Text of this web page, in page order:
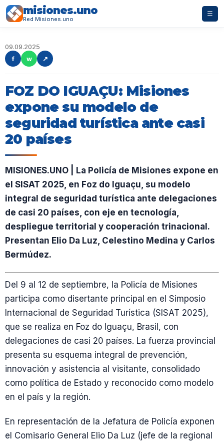
misiones.uno
Red Misiones.uno
☰
09.09.2025
f
w ↗
FOZ DO IGUAÇU: Misiones
expone su modelo de
seguridad turística ante casi
20 países
MISIONES.UNO | La Policía de Misiones expone en
el SISAT 2025, en Foz do Iguaçu, su modelo
integral de seguridad turística ante delegaciones
de casi 20 países, con eje en tecnología,
despliegue territorial y cooperación trinacional.
Presentan Elio Da Luz, Celestino Medina y Carlos
Bermúdez.
Del 9 al 12 de septiembre, la Policía de Misiones
participa como disertante principal en el Simposio
Internacional de Seguridad Turística (SISAT 2025),
que se realiza en Foz do Iguaçu, Brasil, con
delegaciones de casi 20 países. La fuerza provincial
presenta su esquema integral de prevención,
innovación y asistencia al visitante, consolidado
como política de Estado y reconocido como modelo
en el país y la región.
En representación de la Jefatura de Policía exponen
el Comisario General Elio Da Luz (jefe de la regional